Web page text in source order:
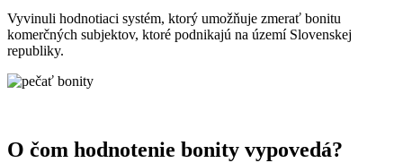
Vyvinuli hodnotiaci systém, ktorý umožňuje zmerať bonitu
komerčných subjektov, ktoré podnikajú na území Slovenskej
republiky.
O čom hodnotenie bonity vypovedá?